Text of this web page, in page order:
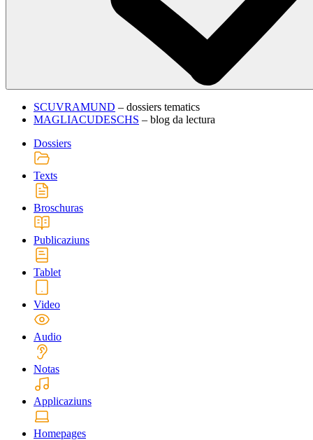
SCUVRAMUND – dossiers tematics
MAGLIACUDESCHS – blog da lectura
Dossiers
Texts
Broschuras
Publicaziuns
Tablet
Video
Audio
Notas
Applicaziuns
Homepages